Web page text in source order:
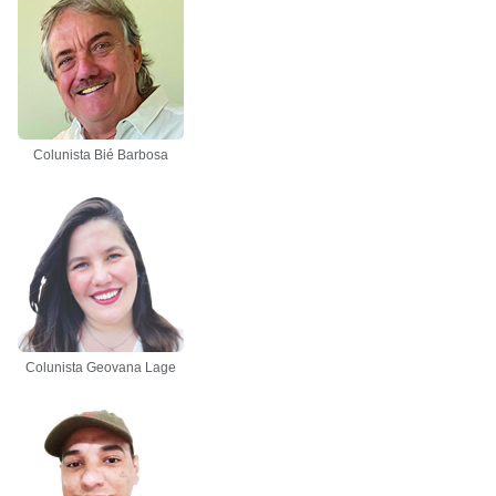
Colunista Bié Barbosa
Colunista Geovana Lage